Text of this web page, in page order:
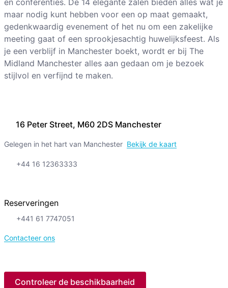
16 Peter Street, M60 2DS Manchester
Gelegen in het hart van Manchester Bekijk de kaart
+44 16 12363333
Reserveringen
+441 61 7747051
Contacteer ons
Controleer de beschikbaarheid
en conferenties. De 14 elegante zalen bieden alles wat je
maar nodig kunt hebben voor een op maat gemaakt,
gedenkwaardig evenement of het nu om een zakelijke
meeting gaat of een sprookjesachtig huwelijksfeest. Als
je een verblijf in Manchester boekt, wordt er bij The
Midland Manchester alles aan gedaan om je bezoek
stijlvol en verfijnd te maken.